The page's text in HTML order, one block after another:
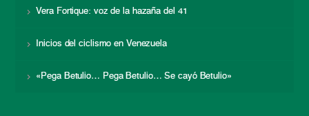
Vera Fortique: voz de la hazaña del 41
Inicios del ciclismo en Venezuela
«Pega Betulio… Pega Betulio… Se cayó Betulio»